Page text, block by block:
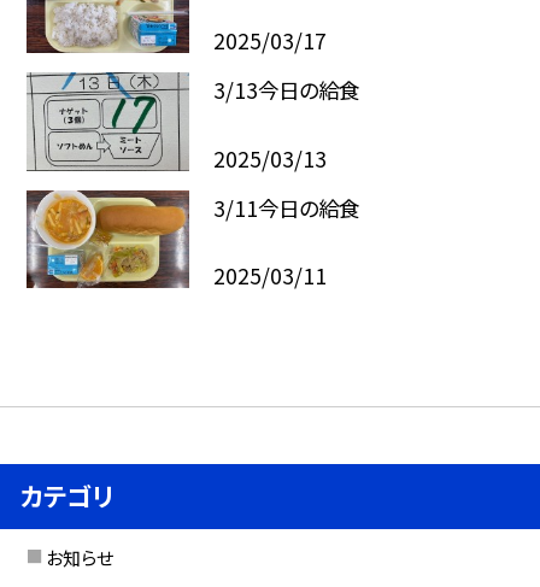
2025/03/17
3/13今日の給食
2025/03/13
3/11今日の給食
2025/03/11
カテゴリ
お知らせ